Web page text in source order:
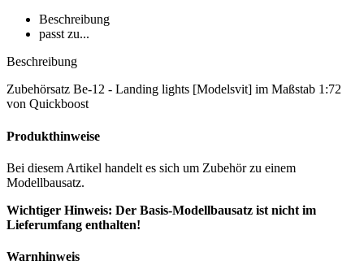
Beschreibung
passt zu...
Beschreibung
Zubehörsatz Be-12 - Landing lights [Modelsvit] im Maßstab 1:72
von Quickboost
Produkthinweise
Bei diesem Artikel handelt es sich um Zubehör zu einem
Modellbausatz.
Wichtiger Hinweis: Der Basis-Modellbausatz ist nicht im
Lieferumfang enthalten!
Warnhinweis